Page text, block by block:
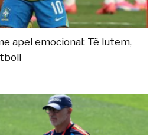
apel emocional: Të lutem,